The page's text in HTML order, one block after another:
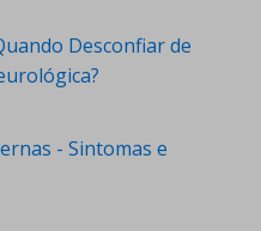
Desconfiar de
- Sintomas e